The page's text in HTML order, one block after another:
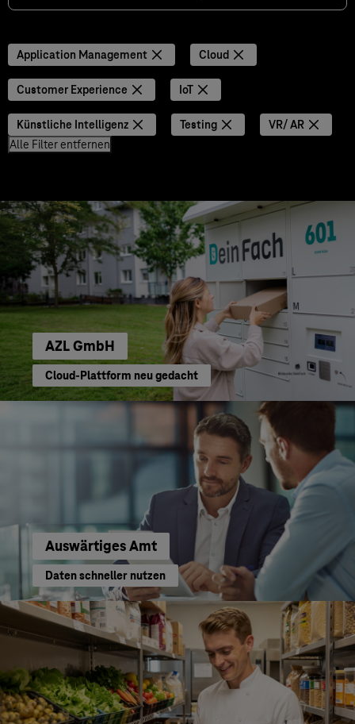
Application Management Cloud
Customer Experience IoT
Künstliche Intelligenz Testing
VR/ AR
Alle Filter entfernen
AZL GmbH
Cloud-Plattform neu gedacht
Auswärtiges Amt
Daten schneller nutzen